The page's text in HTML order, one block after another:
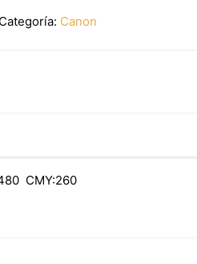
Categoría: Canon
CMY:260